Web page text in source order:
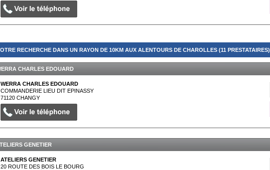
RECHERCHE DANS UN RAYON DE 10KM AUX ALENTOURS DE CHAROLLES (11 PRESTATAIRES)
CHARLES EDOUARD
WERRA CHARLES EDOUARD
COMMANDERIE LIEU DIT EPINASSY
71120CHANGY
GENETIER
ATELIERS GENETIER
20 ROUTE DES BOIS LE BOURG